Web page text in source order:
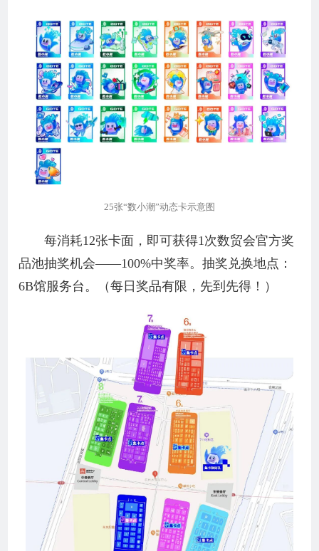
25张“数小潮”动态卡示意图
每消耗12张卡面，即可获得1次数贸会官方奖
品池抽奖机会——100%中奖率。抽奖兑换地点：
6B馆服务台。（每日奖品有限，先到先得！）